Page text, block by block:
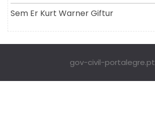
Sem Er Kurt Warner Giftur
gov-civil-portalegre.pt